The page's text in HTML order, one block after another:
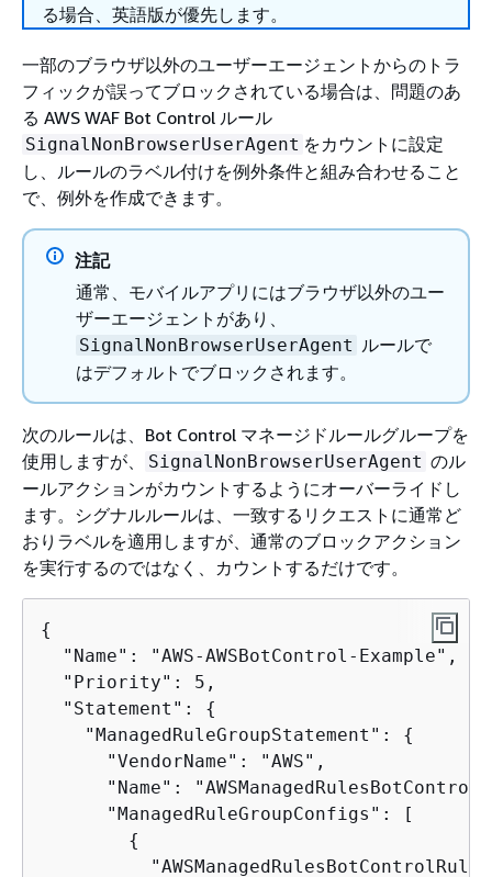
る場合、英語版が優先します。
一部のブラウザ以外のユーザーエージェントからのトラ
フィックが誤ってブロックされている場合は、問題のあ
る AWS WAF Bot Control ルール
SignalNonBrowserUserAgent をカウントに設定
し、ルールのラベル付けを例外条件と組み合わせること
で、例外を作成できます。
注記
通常、モバイルアプリにはブラウザ以外のユー
ザーエージェントがあり、
SignalNonBrowserUserAgent ルールで
はデフォルトでブロックされます。
次のルールは、Bot Control マネージドルールグループを
使用しますが、
SignalNonBrowserUserAgent のル
ールアクションがカウントするようにオーバーライドし
ます。シグナルルールは、一致するリクエストに通常ど
おりラベルを適用しますが、通常のブロックアクション
を実行するのではなく、カウントするだけです。
{
  "Name": "AWS-AWSBotControl-Example",
  "Priority": 5,
  "Statement":
{
    "ManagedRuleGroupStatement":
{
      "VendorName": "AWS",
      "Name": "
      "ManagedRuleGroupConfigs": [
{